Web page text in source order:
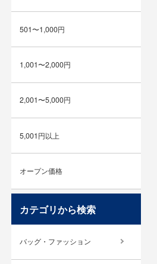
501〜1,000円
1,001〜2,000円
2,001〜5,000円
5,001円以上
オープン価格
カテゴリから検索
バッグ・ファッション